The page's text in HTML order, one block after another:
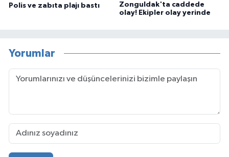
Polis ve zabıta plajı bastı
Zonguldak'ta caddede
olay! Ekipler olay yerinde
Yorumlar